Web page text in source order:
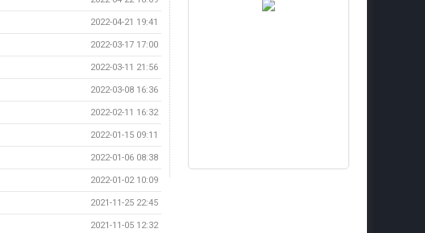
2022-04-21 19:41
2022-03-17 17:00
2022-03-11 21:56
2022-03-08 16:36
2022-02-11 16:32
2022-01-15 09:11
2022-01-06 08:38
2022-01-02 10:09
2021-11-25 22:45
2021-11-05 12:32